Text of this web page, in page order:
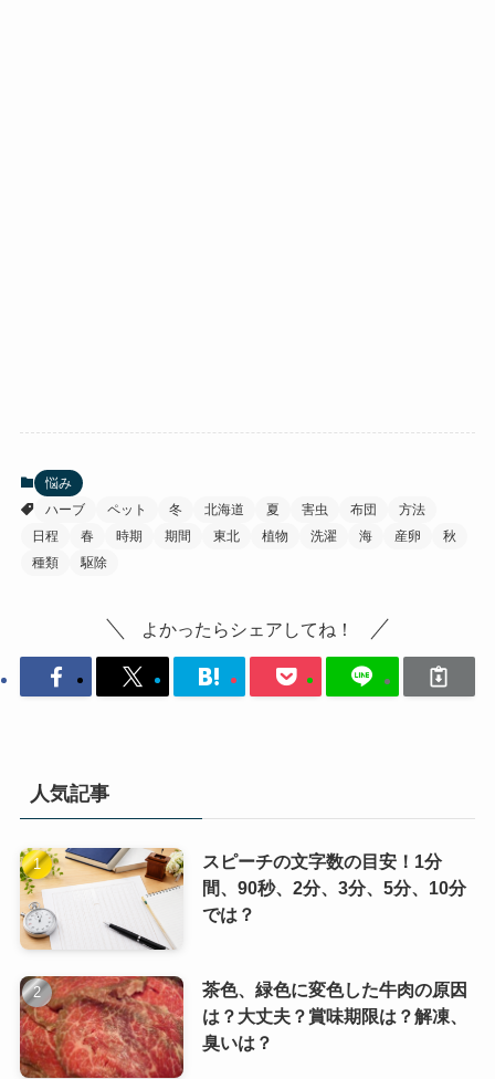
悩み
ハーブ
ペット 冬 北海道 夏 害虫 布団
方法
日程
春 時期 期間 東北 植物 洗濯 海 産卵
秋
種類
駆除
よかったらシェアしてね！
人気記事
スピーチの文字数の目安！1分
間、90秒、2分、3分、5分、10分
では？
茶色、緑色に変色した牛肉の原因
は？大丈夫？賞味期限は？解凍、
臭いは？